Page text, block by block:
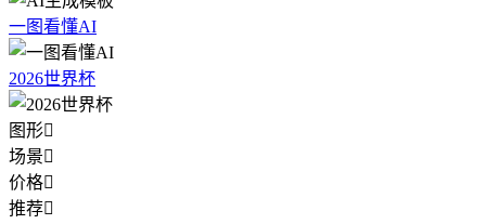
一图看懂AI
2026世界杯
图形
场景
价格
推荐